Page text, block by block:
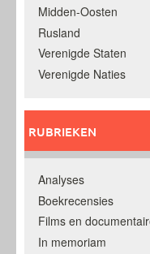
Midden-Oosten
Rusland
Verenigde Staten
Verenigde Naties
RUBRIEKEN
Analyses
Boekrecensies
Films en
In memoriam